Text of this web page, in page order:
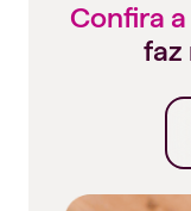
Confira
faz